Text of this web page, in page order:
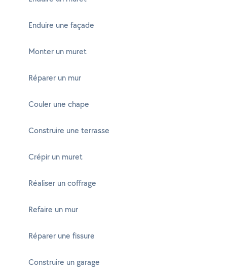
Enduire une façade
Monter un muret
Réparer un mur
Couler une chape
Construire une terrasse
Crépir un muret
Réaliser un coffrage
Refaire un mur
Réparer une fissure
Construire un garage